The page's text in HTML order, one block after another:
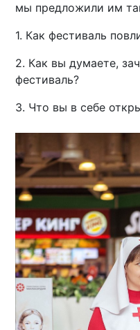
мы предложили им
1. Как фестиваль
2. Как вы думаете,
фестиваль?
3. Что вы в себе